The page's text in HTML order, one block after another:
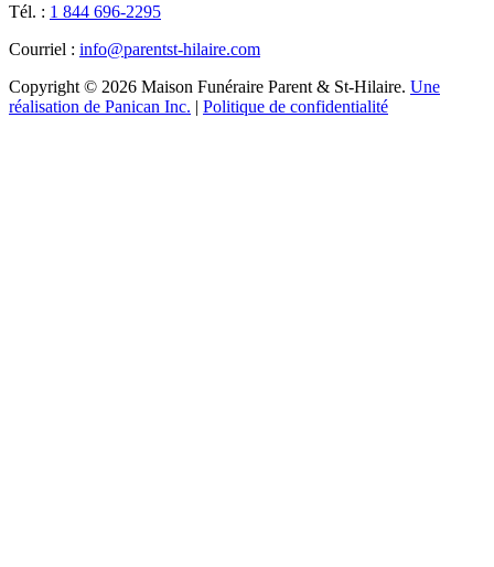
Tél. : 1 844 696-2295
Courriel : info@parentst-hilaire.com
Copyright © 2026 Maison Funéraire Parent & St-Hilaire. Une
réalisation de Panican Inc. | Politique de confidentialité